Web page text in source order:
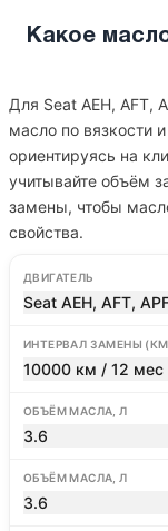
Какое
Для Seat AEH, AFT,
масло по вязкости
ориентируясь на
учитывайте объём
замены, чтобы
свойства.
ДВИГАТЕЛЬ
Seat AEH, AFT,
ИНТЕРВАЛ ЗАМЕНЫ
10000 км / 12 мес
ОБЪЁМ МАСЛА, Л
3.6
ОБЪЁМ МАСЛА, Л
3.6